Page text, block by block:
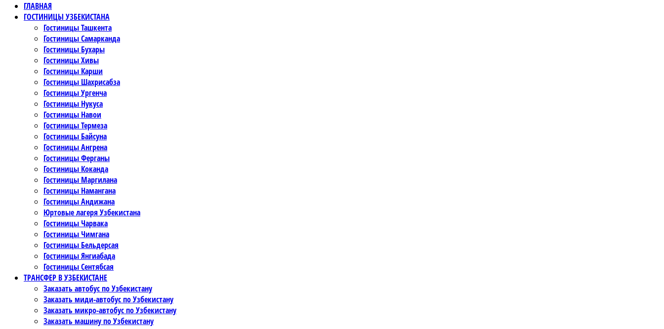
ГЛАВНАЯ
ГОСТИНИЦЫ УЗБЕКИСТАНА
Гостиницы Ташкента
Гостиницы Самарканда
Гостиницы Бухары
Гостиницы Хивы
Гостиницы Карши
Гостиницы Шахрисабза
Гостиницы Ургенча
Гостиницы Нукуса
Гостиницы Навои
Гостиницы Термеза
Гостиницы Байсуна
Гостиницы Ангрена
Гостиницы Ферганы
Гостиницы Коканда
Гостиницы Маргилана
Гостиницы Намангана
Гостиницы Андижана
Юртовые лагеря Узбекистана
Гостиницы Чарвака
Гостиницы Чимгана
Гостиницы Бельдерсая
Гостиницы Янгиабада
Гостиницы Сентябсая
ТРАНСФЕР В УЗБЕКИСТАНЕ
Заказать автобус по Узбекистану
Заказать миди-автобус по Узбекистану
Заказать микро-автобус по Узбекистану
Заказать машину по Узбекистану